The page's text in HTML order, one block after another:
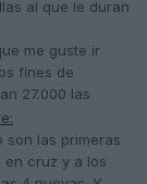
al que le duran
me guste ir
fines de
27.000 las
son las primeras
en cruz y a los